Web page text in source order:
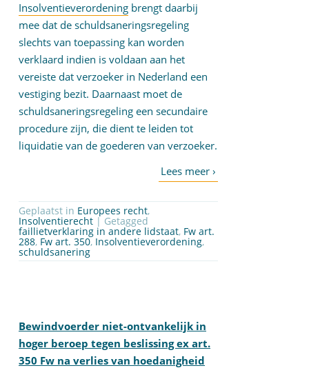
Insolventieverordening brengt daarbij
mee dat de schuldsaneringsregeling
slechts van toepassing kan worden
verklaard indien is voldaan aan het
vereiste dat verzoeker in Nederland een
vestiging bezit. Daarnaast moet de
schuldsaneringsregeling een secundaire
procedure zijn, die dient te leiden tot
liquidatie van de goederen van verzoeker.
Geplaatst in Europees recht,
Insolventierecht | Getagged
faillietverklaring in andere lidstaat, Fw art.
288, Fw art. 350, Insolventieverordening,
schuldsanering
Bewindvoerder niet-ontvankelijk in
hoger beroep tegen beslissing ex art.
350 Fw na verlies van hoedanigheid